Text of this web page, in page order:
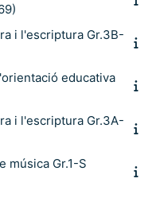
i l'escriptura Gr.3B-
educativa
i l'escriptura Gr.3A-
música Gr.1-S